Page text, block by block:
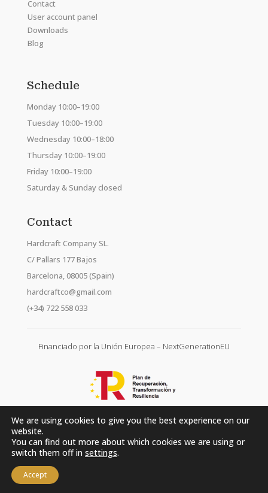
Contact
User account panel
Downloads
Blog
Schedule
Monday 10:00–19:00
Tuesday 10:00–19:00
Wednesday 10:00–18:00
Thursday 10:00–19:00
Friday 10:00–19:00
Saturday & Sunday closed
Contact
Hardcraft Company SL.
C/ Pallars 177 Bajos
Barcelona, 08005 (Spain)
hardcraftco@gmail.com
(+34) 722 558 033
Financiado por la Unión Europea – NextGenerationEU
We are using cookies to give you the best experience on our
website.
You can find out more about which cookies we are using or
switch them off in settings.
Accept